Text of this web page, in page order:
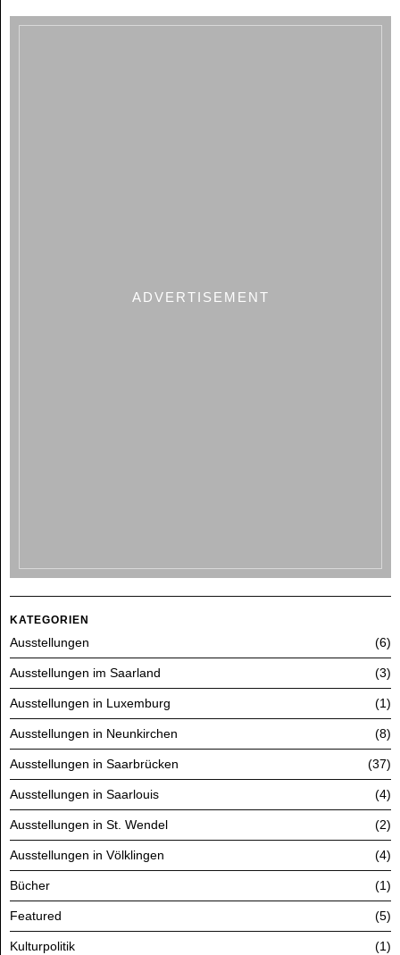
ADVERTISEMENT
KATEGORIEN
Ausstellungen 6
Ausstellungen im Saarland 3
Ausstellungen in Luxemburg 1
Ausstellungen in Neunkirchen 8
Ausstellungen in Saarbrücken 37
Ausstellungen in Saarlouis 4
Ausstellungen in St. Wendel 2
Ausstellungen in Völklingen 4
Bücher 1
Featured 5
Kulturpolitik 1